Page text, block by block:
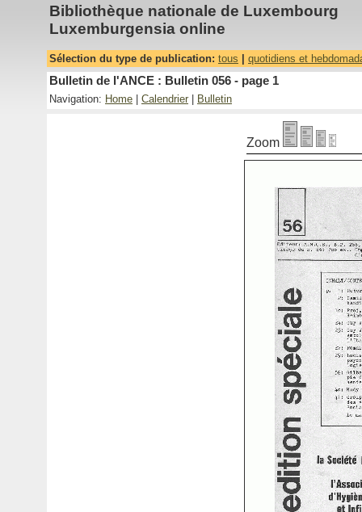
Bibliothèque nationale de Luxembourg
Luxemburgensia online
Sélection du type de publication: tous quotidiens et
Bulletin de l'ANCE : Bulletin 056 - page 1
Navigation: Home Calendrier Bulletin
Zoom